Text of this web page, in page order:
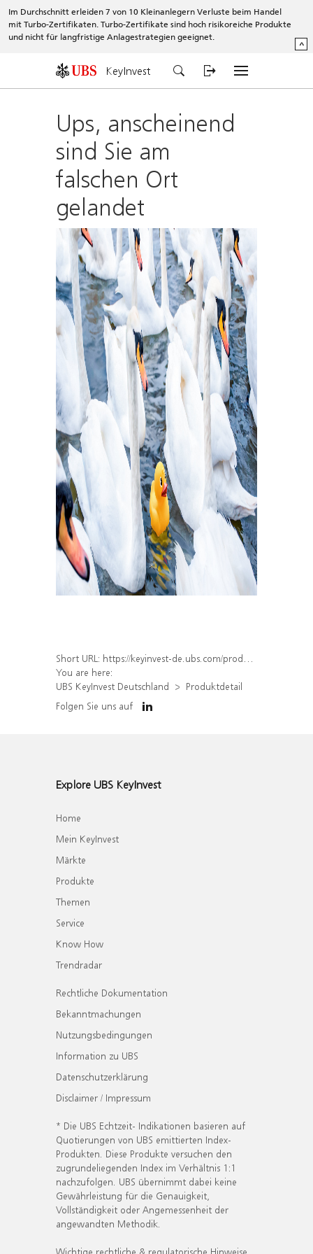
Im Durchschnitt erleiden 7 von 10 Kleinanlegern Verluste beim Handel
mit Turbo-Zertifikaten. Turbo-Zertifikate sind hoch risikoreiche Produkte
und nicht für langfristige Anlagestrategien geeignet.
^
KeyInvest
Ups, anscheinend
sind Sie am
falschen Ort
gelandet
Short URL: https://keyinvest-de.ubs.com/produkt/detail/index/isin/DE000WA5S053
You are here:
UBS KeyInvest Deutschland
Produktdetail
Folgen Sie uns auf
Explore UBS KeyInvest
Home
Mein KeyInvest
Märkte
Produkte
Themen
Service
Know How
Trendradar
Rechtliche Dokumentation
Bekanntmachungen
Nutzungsbedingungen
Information zu UBS
Datenschutzerklärung
Disclaimer / Impressum
* Die UBS Echtzeit- Indikationen basieren auf
Quotierungen von UBS emittierten Index-
Produkten. Diese Produkte versuchen den
zugrundeliegenden Index im Verhältnis 1:1
nachzufolgen. UBS übernimmt dabei keine
Gewährleistung für die Genauigkeit,
Vollständigkeit oder Angemessenheit der
angewandten Methodik.